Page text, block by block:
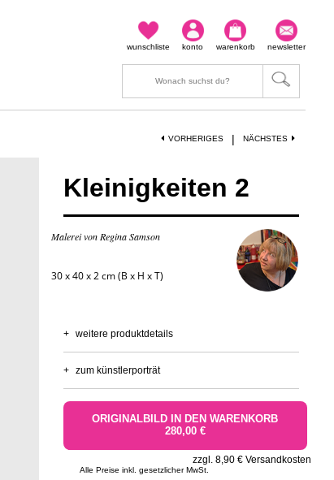
newsletter
warenkorb
konto
wunschliste
NÄCHSTES
|
VORHERIGES
Kleinigkeiten 2
Malerei von Regina Samson
30 x 40 x 2 cm (B x H x T)
+ weitere produktdetails
+ zum künstlerporträt
ORIGINALBILD IN DEN WARENKORB
280,00 €
zzgl. 8,90 € Versandkosten
Alle Preise inkl. gesetzlicher MwSt.